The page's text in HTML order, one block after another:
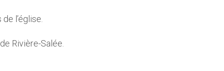
l’église.
Rivière-Salée.